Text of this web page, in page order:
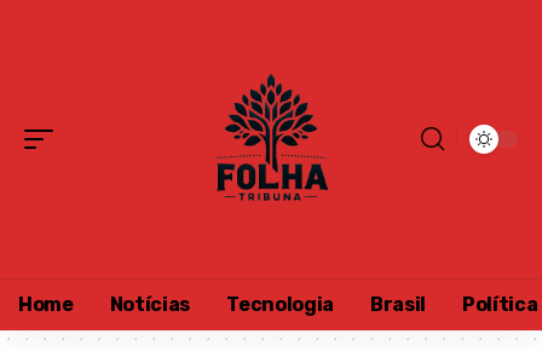
Home Notícias Tecnologia Brasil Política